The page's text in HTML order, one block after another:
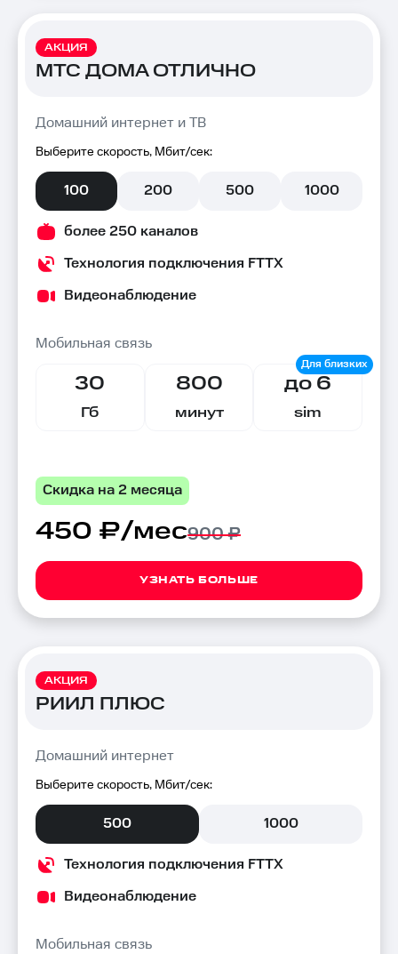
АКЦИЯ
МТС ДОМА ОТЛИЧНО
Домашний интернет и ТВ
Выберите скорость, Мбит/сек:
100 200 500 1000
более 250 каналов
Технология подключения FTTX
Видеонаблюдение
Мобильная связь
30
Гб
800
минут
до 6
sim
Скидка на 2 месяца
450 ₽/мес900 ₽
УЗНАТЬ БОЛЬШЕ
АКЦИЯ
РИИЛ ПЛЮС
Домашний интернет
Выберите скорость, Мбит/сек:
500 1000
Технология подключения FTTX
Видеонаблюдение
Мобильная связь